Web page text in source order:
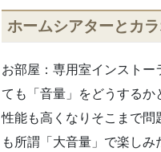
ホームシアターとカ
お部屋：専用室インストー
ても「音量」をどうする
性能も高くなりそこまで問
も所謂「大音量」で楽し